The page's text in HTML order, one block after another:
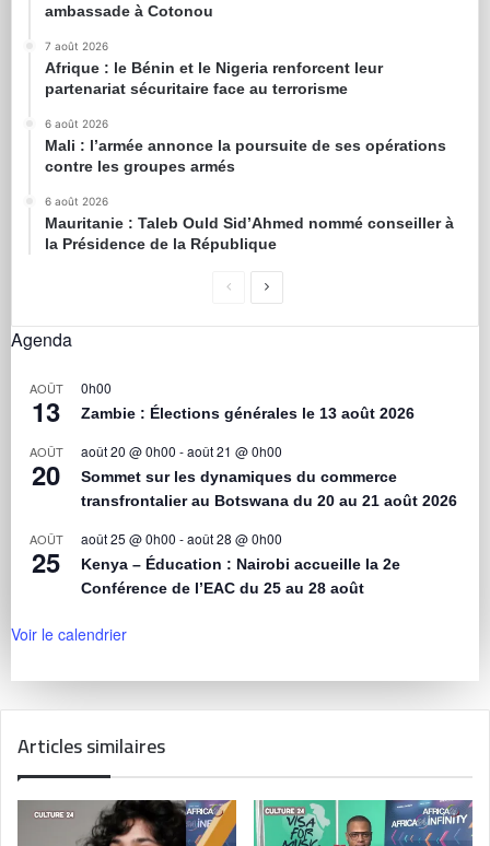
ambassade à Cotonou
7 août 2026
Afrique : le Bénin et le Nigeria renforcent leur
partenariat sécuritaire face au terrorisme
6 août 2026
Mali : l’armée annonce la poursuite de ses opérations
contre les groupes armés
6 août 2026
Mauritanie : Taleb Ould Sid’Ahmed nommé conseiller à
la Présidence de la République
Agenda
AOÛT
13
0h00
Zambie : Élections générales le 13 août 2026
AOÛT
20
août 20 @ 0h00 -août 21 @ 0h00
Sommet sur les dynamiques du commerce
transfrontalier au Botswana du 20 au 21 août 2026
AOÛT
25
août 25 @ 0h00 -août 28 @ 0h00
Kenya – Éducation : Nairobi accueille la 2e
Conférence de l’EAC du 25 au 28 août
Voir le calendrier
Articles similaires